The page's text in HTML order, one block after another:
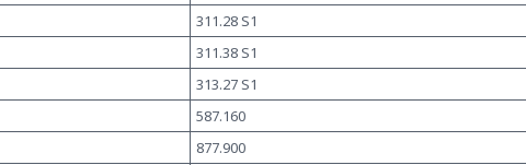
311.28 S1
311.38 S1
313.27 S1
587.160
877.900